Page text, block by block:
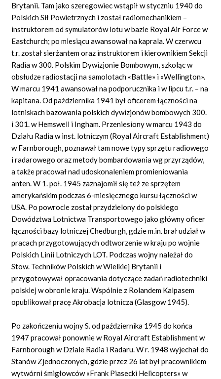
Brytanii. Tam jako szeregowiec wstąpił w styczniu 1940 do
Polskich Sił Powietrznych i został radiomechanikiem –
instruktorem od symulatorów lotu w bazie Royal Air Force w
Eastchurch; po miesiącu awansował na kaprala. W czerwcu
t.r. został sierżantem oraz instruktorem i kierownikiem Sekcji
Radia w 300. Polskim Dywizjonie Bombowym, szkoląc w
obsłudze radiostacji na samolotach «Battle» i «Wellington».
W marcu 1941 awansował na podporucznika i w lipcu t.r. – na
kapitana. Od października 1941 był oficerem łączności na
lotniskach bazowania polskich dywizjonów bombowych 300.
i 301. w Hemswell i Ingham. Przeniesiony w marcu 1943 do
Działu Radia w inst. lotniczym (Royal Aircraft Establishment)
w Farnborough, poznawał tam nowe typy sprzętu radiowego
i radarowego oraz metody bombardowania wg przyrządów,
a także pracował nad udoskonaleniem promieniowania
anten. W 1. poł. 1945 zaznajomił się też ze sprzętem
amerykańskim podczas 6-miesięcznego kursu łączności w
USA. Po powrocie został przydzielony do polskiego
Dowództwa Lotnictwa Transportowego jako główny oficer
łączności bazy lotniczej Chedburgh, gdzie m.in. brał udział w
pracach przygotowujących odtworzenie w kraju po wojnie
Polskich Linii Lotniczych LOT. Podczas wojny należał do
Stow. Techników Polskich w Wielkiej Brytanii i
przygotowywał opracowania dotyczące zadań radiotechniki
polskiej w obronie kraju. Wspólnie z Rolandem Kalpasem
opublikował pracę Akrobacja lotnicza (Glasgow 1945).
Po zakończeniu wojny S. od października 1945 do końca
1947 pracował ponownie w Royal Aircraft Establishment w
Farnborough w Dziale Radia i Radaru. W r. 1948 wyjechał do
Stanów Zjednoczonych, gdzie przez 26 lat był pracownikiem
wytwórni śmigłowców «Frank Piasecki Helicopters» w